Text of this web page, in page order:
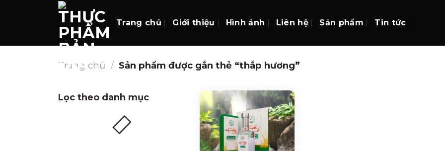
Trang chủ Giới thiệu Hình ảnh Liên hệ Sản phẩm Tin tức
Trang chủ / Sản phẩm được gắn thẻ “thắp hương”
Lọc theo danh mục